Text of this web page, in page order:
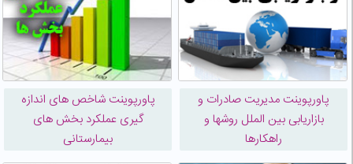
پاورپوینت مدیریت صادرات و
بازاریابی بین الملل روشها و
راهکارها
پاورپوینت شاخص های اندازه
گیری عملکرد بخش های
بیمارستانی